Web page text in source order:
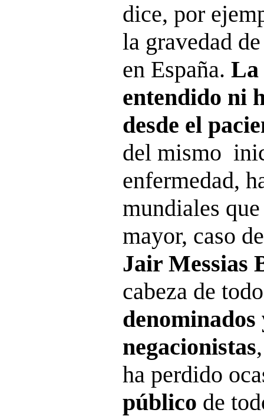
dice, por
la gravedad
en España. La
entendido ni
desde el
del mismo
enfermedad,
mundiales
mayor, caso
Jair Messias
cabeza de
denominados
negacionistas
ha perdido
público de